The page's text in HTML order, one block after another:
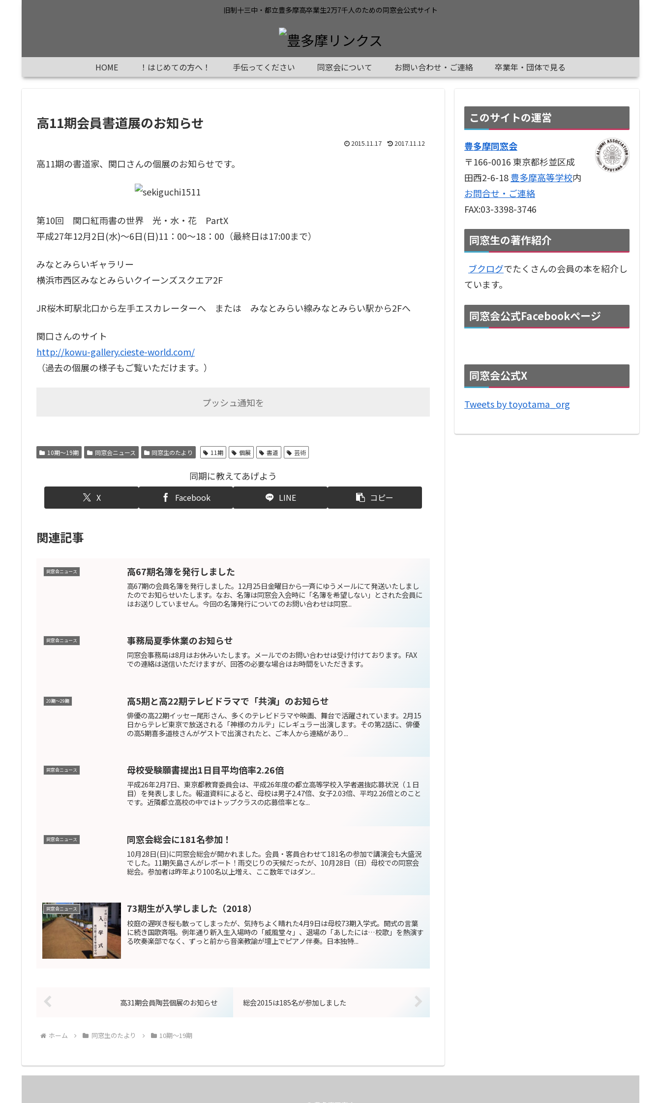
旧制十三中・都立豊多摩高卒業生2万7千人のための同窓会公式サイト
HOME ！はじめての方へ！ 手伝ってください 同窓会について お問い合わせ・ご連絡 卒業年・団体で見る
高11期会員書道展のお知らせ
2015.11.17 2017.11.12
高11期の書道家、関口さんの個展のお知らせです。
第10回 関口紅雨書の世界 光・水・花 PartX
平成27年12月2日(水)～6日(日)11：00～18：00（最終日は17:00まで）
みなとみらいギャラリー
横浜市西区みなとみらいクイーンズスクエア2F
JR桜木町駅北口から左手エスカレーターへ または みなとみらい線みなとみらい駅から2Fへ
関口さんのサイト
http://kowu-gallery.cieste-world.com/
（過去の個展の様子もご覧いただけます。）
プッシュ通知を
10期〜19期 同窓会ニュース 同窓生のたより 11期 個展 書道 芸術
同期に教えてあげよう
X Facebook LINE コピー
関連記事
同窓会ニュース 高67期名簿を発行しました
高67期の会員名簿を発行しました。12月25日金曜日から一斉にゆうメールにて発送いたしまし
たのでお知らせいたします。なお、名簿は同窓会入会時に「名簿を希望しない」とされた会員に
はお送りしていません。今回の名簿発行についてのお問い合わせは同窓...
同窓会ニュース 事務局夏季休業のお知らせ
同窓会事務局は8月はお休みいたします。メールでのお問い合わせは受け付けております。FAX
での連絡は送信いただけますが、回答の必要な場合はお時間をいただきます。
20期〜29期 高5期と高22期テレビドラマで「共演」のお知らせ
俳優の高22期イッセー尾形さん、多くのテレビドラマや映画、舞台で活躍されています。2月15
日からテレビ東京で放送される「神様のカルテ」にレギュラー出演します。その第2話に、俳優
の高5期喜多道枝さんがゲストで出演されたと、ご本人から連絡があり...
同窓会ニュース 母校受験願書提出1日目平均倍率2.26倍
平成26年2月7日、東京都教育委員会は、平成26年度の都立高等学校入学者選抜応募状況（１日
目）を発表しました。報道資料によると、母校は男子2.47倍、女子2.03倍、平均2.26倍とのこと
です。近隣都立高校の中ではトップクラスの応募倍率とな...
同窓会ニュース 同窓会総会に181名参加！
10月28日(日)に同窓会総会が開かれました。会員・客員合わせて181名の参加で講演会も大盛況
でした。11期矢島さんがレポート！雨交じりの天候だったが、10月28日（日）母校での同窓会
総会。参加者は昨年より100名以上増え、ここ数年ではダン...
同窓会ニュース 73期生が入学しました（2018）
校庭の遅咲き桜も散ってしまったが、気持ちよく晴れた4月9日は母校73期入学式。開式の言葉
に続き国歌斉唱。例年通り新入生入場時の「威風堂々」、退場の「あしたには…校歌」を熱演す
る吹奏楽部でなく、ずっと前から音楽教諭が壇上でピアノ伴奏。日本独特...
高31期会員陶芸個展のお知らせ 総会2015は185名が参加しました
ホーム 同窓生のたより 10期〜19期
このサイトの運営
豊多摩同窓会
〒166-0016 東京都杉並区成
田西2-6-18豊多摩高等学校内
お問合せ・ご連絡
FAX:03-3398-3746
同窓生の著作紹介
ブクログでたくさんの会員の本を紹介し
ています。
同窓会公式Facebookページ
同窓会公式X
Tweets by toyotama_org